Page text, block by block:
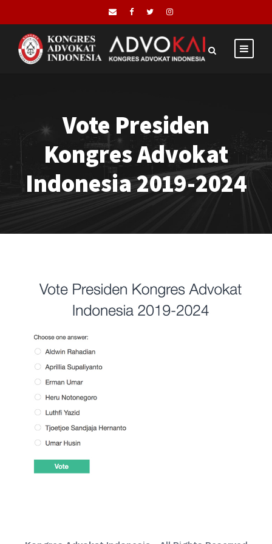
Vote Presiden
Kongres Advokat
Indonesia 2019-2024